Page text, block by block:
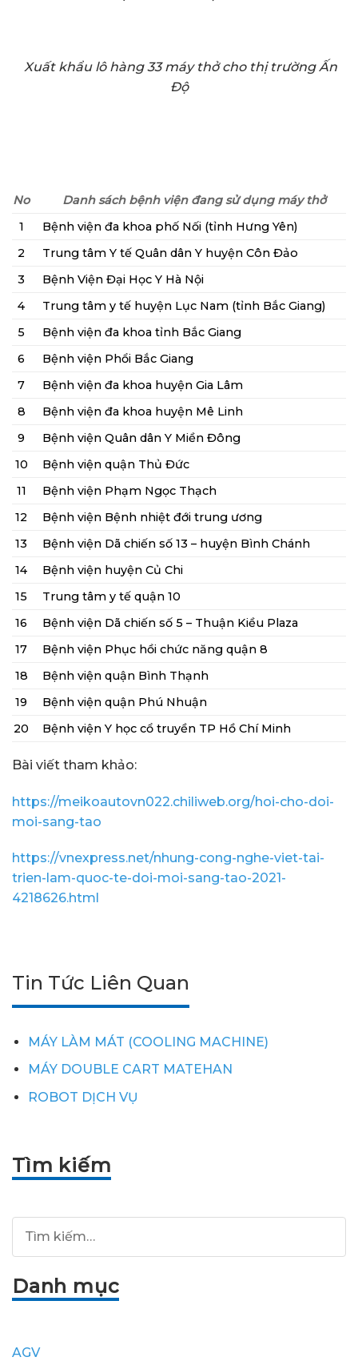
Xuất khẩu lô hàng 33 máy thở cho thị trường Ấn
Độ
No
Danh sách bệnh viện đang sử dụng máy thở
1
Bệnh viện đa khoa phố Nối (tỉnh Hưng Yên)
2
Trung tâm Y tế Quân dân Y huyện Côn Đảo
3
Bệnh Viện Đại Học Y Hà Nội
4
Trung tâm y tế huyện Lục Nam (tỉnh Bắc Giang)
5
Bệnh viện đa khoa tỉnh Bắc Giang
6
Bệnh viện Phổi Bắc Giang
7
Bệnh viện đa khoa huyện Gia Lâm
8
Bệnh viện đa khoa huyện Mê Linh
9
Bệnh viện Quân dân Y Miền Đông
10
Bệnh viện quận Thủ Đức
11
Bệnh viện Phạm Ngọc Thạch
12
Bệnh viện Bệnh nhiệt đới trung ương
13
Bệnh viện Dã chiến số 13 – huyện Bình Chánh
14
Bệnh viện huyện Củ Chi
15
Trung tâm y tế quận 10
16
Bệnh viện Dã chiến số 5 – Thuận Kiều Plaza
17
Bệnh viện Phục hồi chức năng quận 8
18
Bệnh viện quận Bình Thạnh
19
Bệnh viện quận Phú Nhuận
20
Bệnh viện Y học cổ truyền TP Hồ Chí Minh
Bài viết tham khảo:
https://meikoautovn022.chiliweb.org/hoi-cho-doi-
moi-sang-tao
https://vnexpress.net/nhung-cong-nghe-viet-tai-
trien-lam-quoc-te-doi-moi-sang-tao-2021-
4218626.html
Tin Tức Liên Quan
MÁY LÀM MÁT (COOLING MACHINE)
MÁY DOUBLE CART MATEHAN
ROBOT DỊCH VỤ
Tìm kiếm
Danh mục
AGV